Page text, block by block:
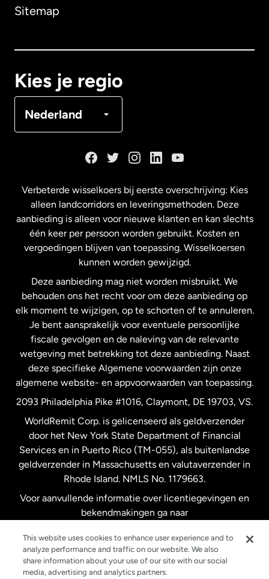
Sitemap
Kies je regio
Nederland
Maleisië
Nederland
Nieuw-Zeeland
Spanje
Verenigd Koninkrijk
Verenigde Staten English
Verenigde Staten Español
Zweden
Verbeterde wisselkoers bij eerste overschrijving: Kies
alleen landcorridors en leveringsmethoden. Deze
aanbieding is alleen voor nieuwe klanten en kan slechts
één keer per persoon worden gebruikt. Kosten en
vergoedingen blijven van toepassing. Wisselkoersen
kunnen worden gewijzigd.
Deze aanbieding mag niet worden misbruikt. We
behouden ons het recht voor om deze aanbieding op
elk moment te wijzigen, op te schorten of te annuleren.
Je bent aansprakelijk voor eventuele persoonlijke
fiscale gevolgen en de naleving van de relevante
wetgeving met betrekking tot deze aanbieding. Naast
deze specifieke Algemene voorwaarden zijn onze
algemene website- en appvoorwaarden van toepassing.
2093 Philadelphia Pike #1016, Claymont, DE 19703, VS.
WorldRemit Corp. is gelicenseerd als geldverzender
door het New York State Department of Financial
Services en in Puerto Rico (TM-055), als buitenlandse
geldverzender in Massachusetts en valutaverzender in
Rhode Island. NMLS No. 1179663.
Voor aanvullende informatie over licentiegevingen en
bekendmakingen ga naar
This website uses cookies to enhance user experience and to
analyze performance and traffic on our website. We also
share information about your use of our site with our social
media, advertising and analytics partners.